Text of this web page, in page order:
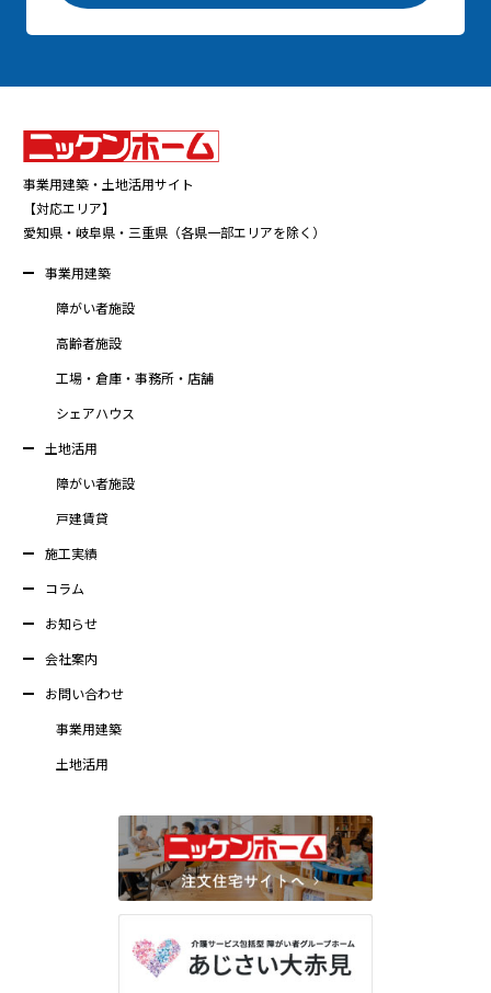
事業用建築・土地活用サイト
【対応エリア】
愛知県・岐阜県・三重県（各県一部エリアを除く）
事業用建築
障がい者施設
高齢者施設
工場・倉庫・事務所・店舗
シェアハウス
土地活用
障がい者施設
戸建賃貸
施工実績
コラム
お知らせ
会社案内
お問い合わせ
事業用建築
土地活用